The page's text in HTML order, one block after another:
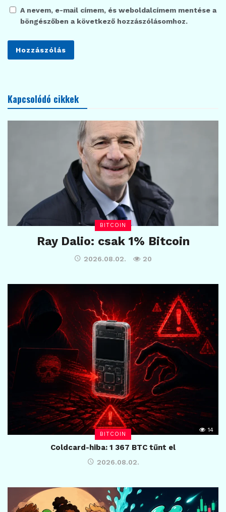
A nevem, e-mail címem, és weboldalcímem mentése a
böngészőben a következő hozzászólásomhoz.
Kapcsolódó cikkek
BITCOIN
Ray Dalio: csak 1% Bitcoin
2026.08.02. 20
BITCOIN
14
Coldcard-hiba: 1 367 BTC tűnt el
2026.08.02.